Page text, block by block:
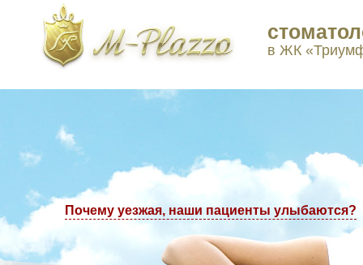
в ЖК
в Москве: +7(495) 223-77-97, +7(495) 223-77-98
Почему уезжая, наши пациенты улыбаются?